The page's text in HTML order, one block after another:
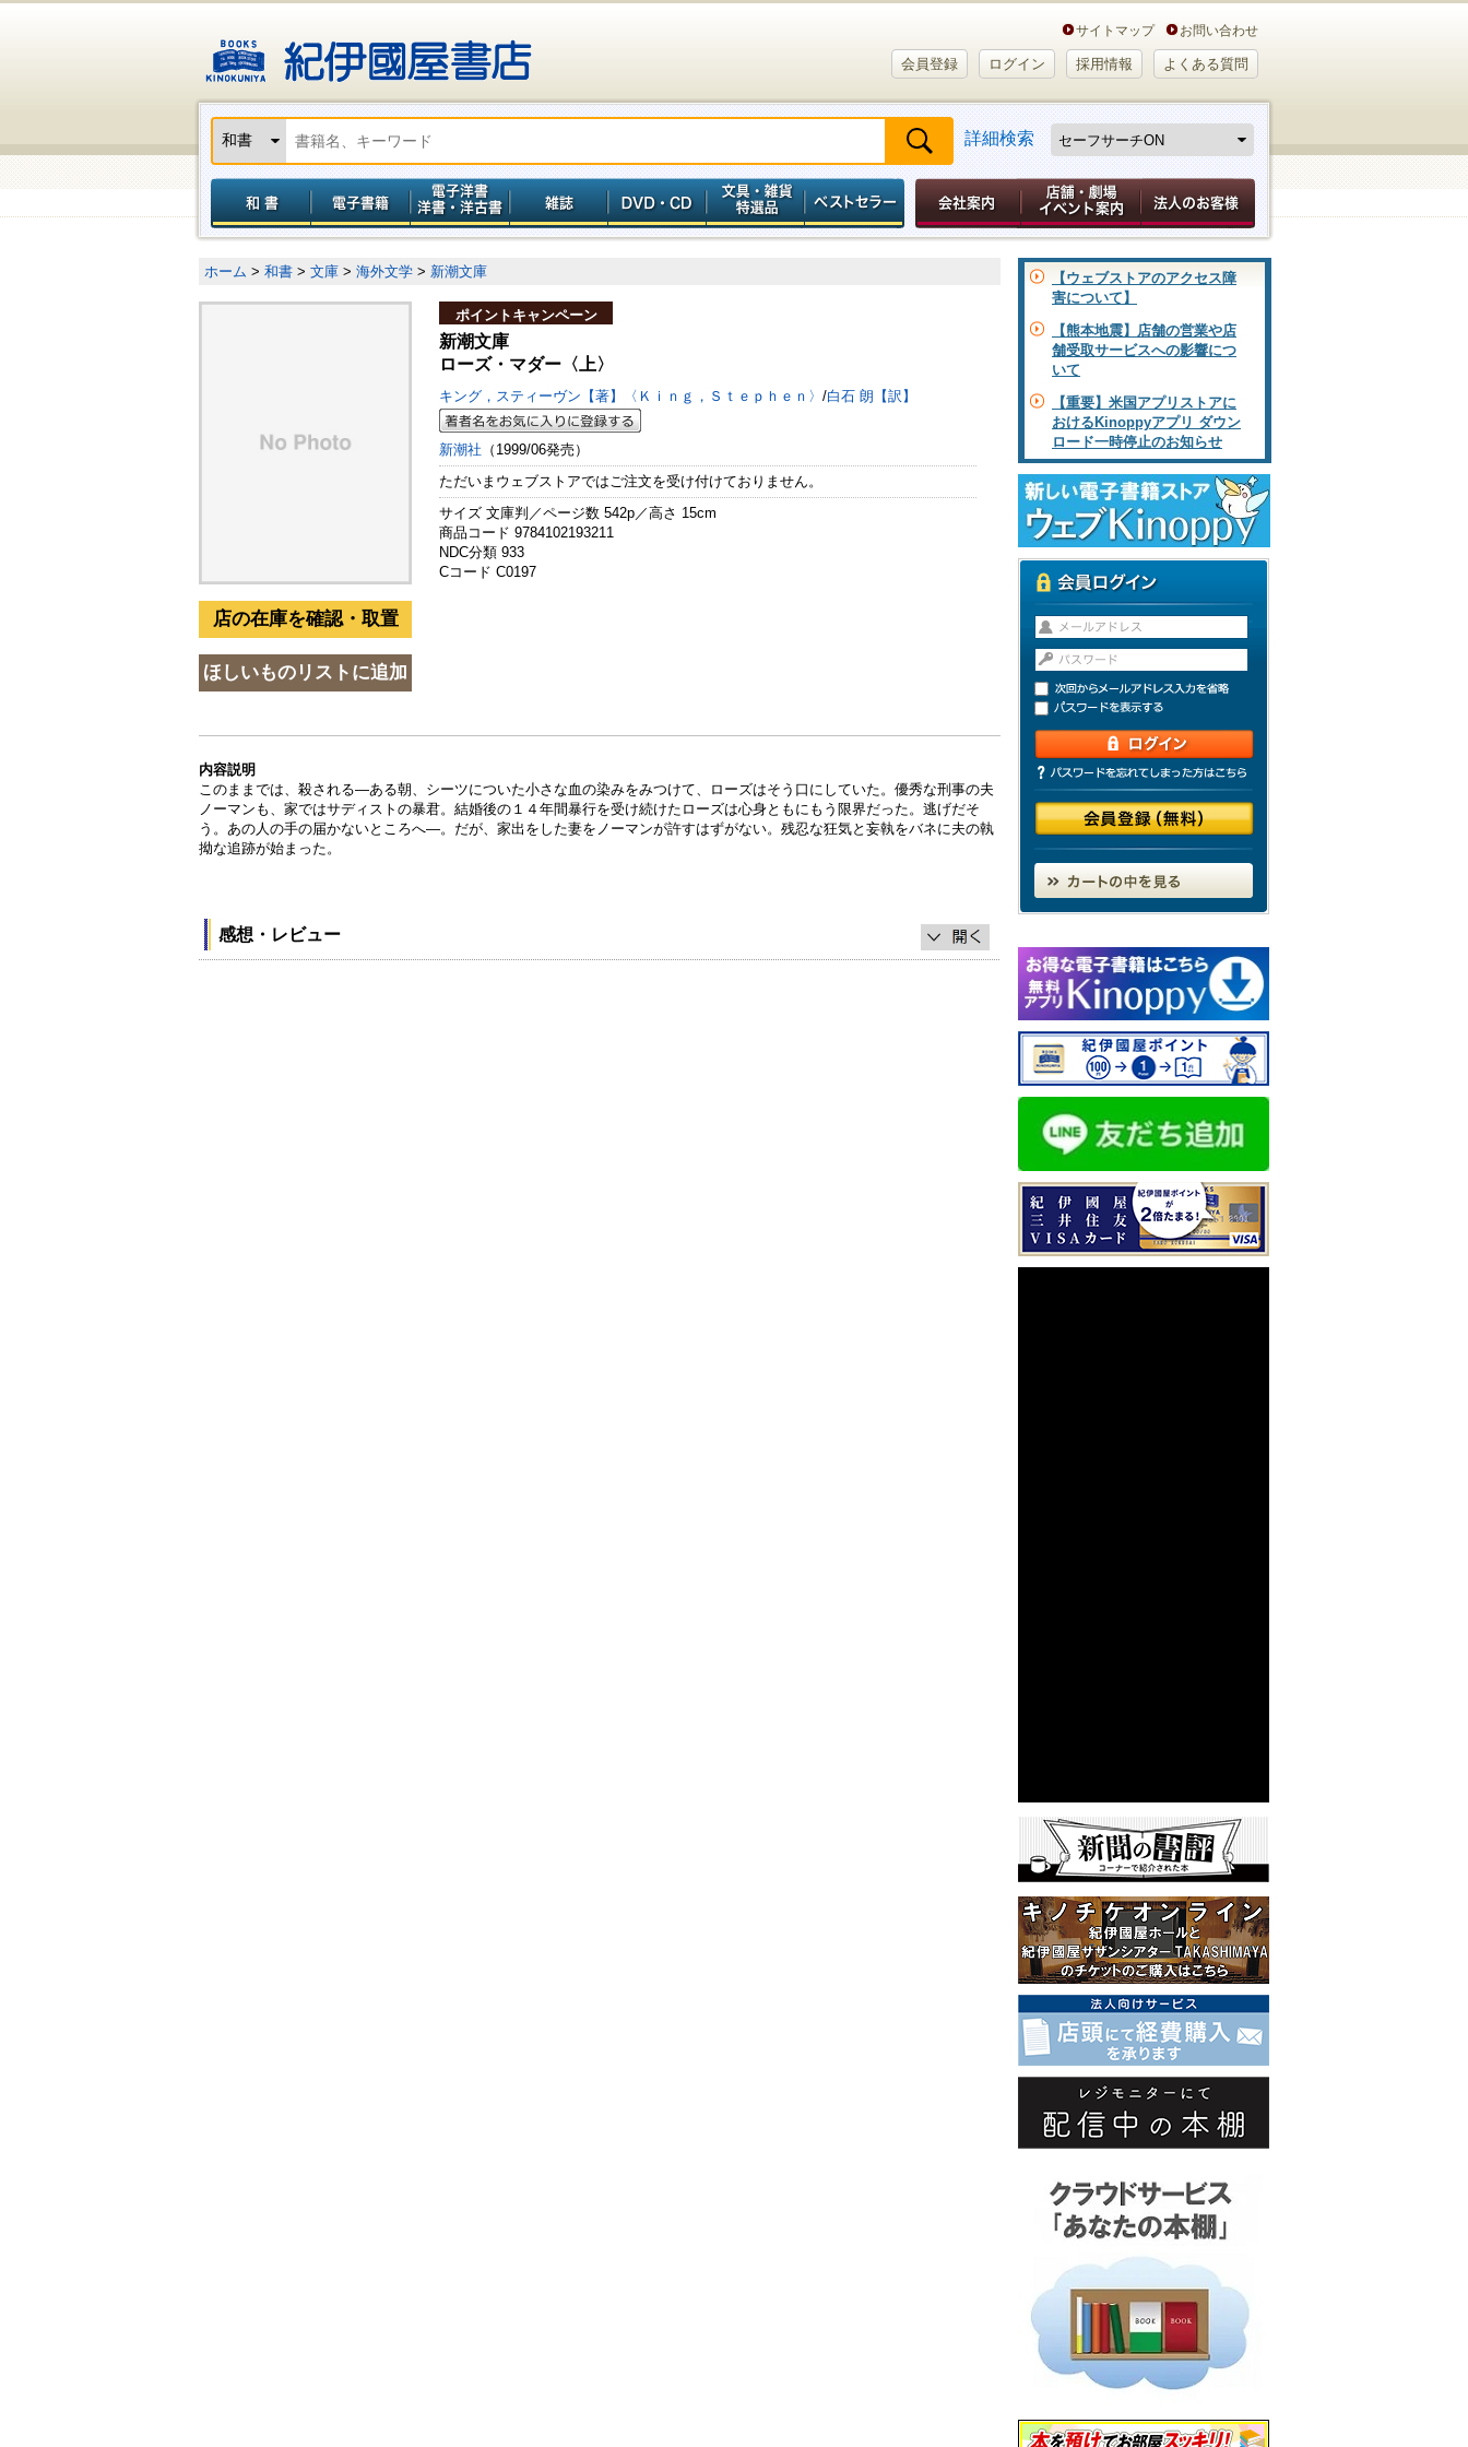
サイトマップ お問い合わせ
会員登録 ログイン 採用情報 よくある質問
詳細検索
ホーム > 和書 > 文庫 > 海外文学 > 新潮文庫
ポイントキャンペーン
新潮文庫
ローズ・マダー〈上〉
キング，スティーヴン【著】〈Ｋｉｎｇ，Ｓｔｅｐｈｅｎ〉 /白石 朗【訳】
新潮社 （1999/06発売）
ただいまウェブストアではご注文を受け付けておりません。
サイズ 文庫判／ページ数 542p／高さ 15cm
商品コード 9784102193211
NDC分類 933
Cコード C0197
内容説明
このままでは、殺される―ある朝、シーツについた小さな血の染みをみつけて、ローズはそう口にしていた。優秀な刑事の夫
ノーマンも、家ではサディストの暴君。結婚後の１４年間暴行を受け続けたローズは心身ともにもう限界だった。逃げだそ
う。あの人の手の届かないところへ―。だが、家出をした妻をノーマンが許すはずがない。残忍な狂気と妄執をバネに夫の執
拗な追跡が始まった。
感想・レビュー
【ウェブストアのアクセス障
害について】
【熊本地震】店舗の営業や店
舗受取サービスへの影響につ
いて
【重要】米国アプリストアに
おけるKinoppyアプリ ダウン
ロード一時停止のお知らせ